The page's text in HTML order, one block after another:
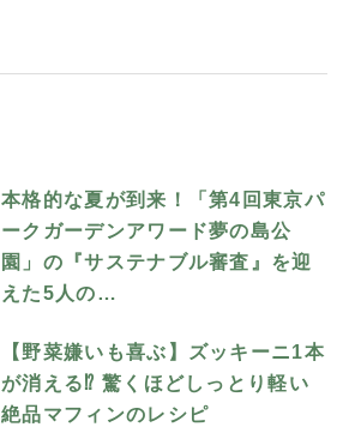
本格的な夏が到来！「第4回東京パ
ークガーデンアワード夢の島公
園」の『サステナブル審査』を迎
えた5人の…
【野菜嫌いも喜ぶ】ズッキーニ1本
が消える⁉︎ 驚くほどしっとり軽い
絶品マフィンのレシピ